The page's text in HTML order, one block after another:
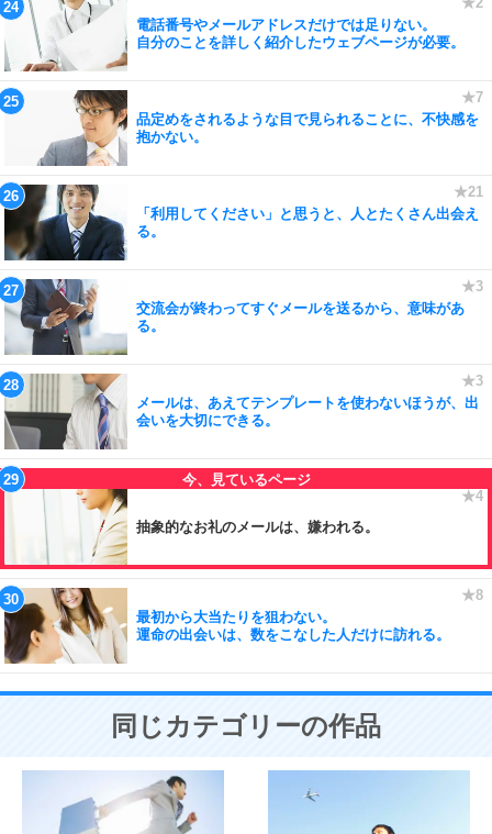
電話番号やメールアドレスだけでは足りない。
自分のことを詳しく紹介したウェブページが必要。
品定めをされるような目で見られることに、不快感を
抱かない。
「利用してください」と思うと、人とたくさん出会え
る。
交流会が終わってすぐメールを送るから、意味があ
る。
メールは、あえてテンプレートを使わないほうが、出
会いを大切にできる。
抽象的なお礼のメールは、嫌われる。
最初から大当たりを狙わない。
運命の出会いは、数をこなした人だけに訪れる。
同じカテゴリーの作品